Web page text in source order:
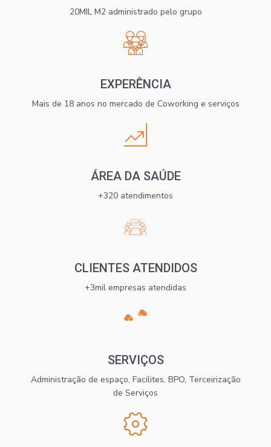
20MIL M2 administrado pelo grupo
EXPERÊNCIA
Mais de 18 anos no mercado de Coworking e serviços
ÁREA DA SAÚDE
+320 atendimentos
CLIENTES ATENDIDOS
+3mil empresas atendidas
SERVIÇOS
Administração de espaço, Facilites, BPO, Terceirização
de Serviços